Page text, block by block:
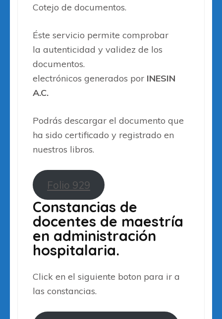
Cotejo de documentos.
Éste servicio permite comprobar
la autenticidad y validez de los
documentos.
electrónicos generados por INESIN
A.C.
Podrás descargar el documento que
ha sido certificado y registrado en
nuestros libros.
Folio 929
Constancias de
docentes de maestría
en administración
hospitalaria.
Click en el siguiente boton para ir a
las constancias.